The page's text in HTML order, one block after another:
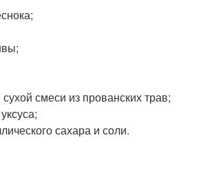
смеси из прованских трав;
сахара и соли.